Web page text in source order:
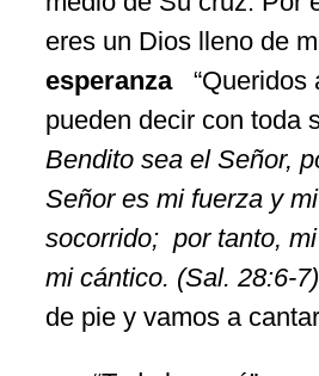
eres un Dios lleno de
esperanza
“Queridos
pueden decir con toda
Bendito sea el Señor,
Señores mi fuerza y
socorrido; por tanto, mi
mi cántico. (Sal. 28:6-7)
de pie y vamos a cantar